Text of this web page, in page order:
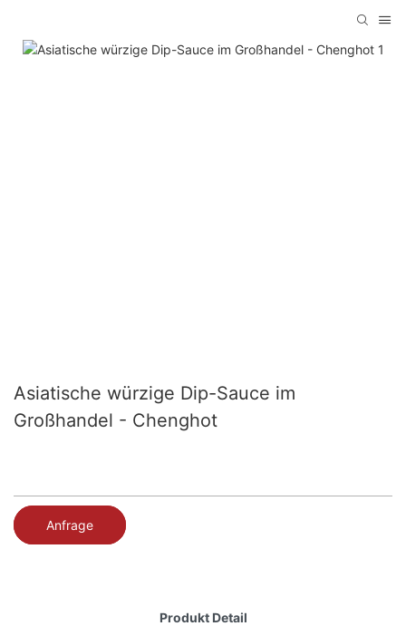
Asiatische würzige Dip-Sauce im
Großhandel - Chenghot
Anfrage
Produkt Detail